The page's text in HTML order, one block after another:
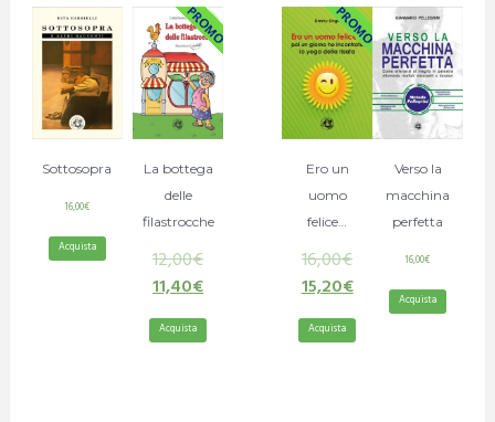
Sottosopra
16,00€
Acquista
Verso la
macchina
perfetta
16,00€
Acquista
La bottega
delle
filastrocche
12,00€
11,40€
Acquista
Ero un
uomo
felice…
16,00€
15,20€
Acquista